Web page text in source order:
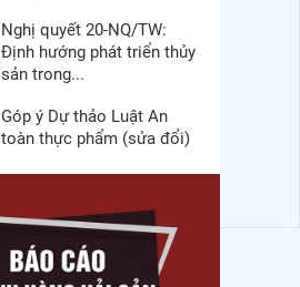
Nghị quyết 20-NQ/TW:
Định hướng phát triển thủy
sản trong...
Góp ý Dự thảo Luật An
toàn thực phẩm (sửa đổi)
thích ứng của tôm Việt tại
Xuất khẩu cá tra sang